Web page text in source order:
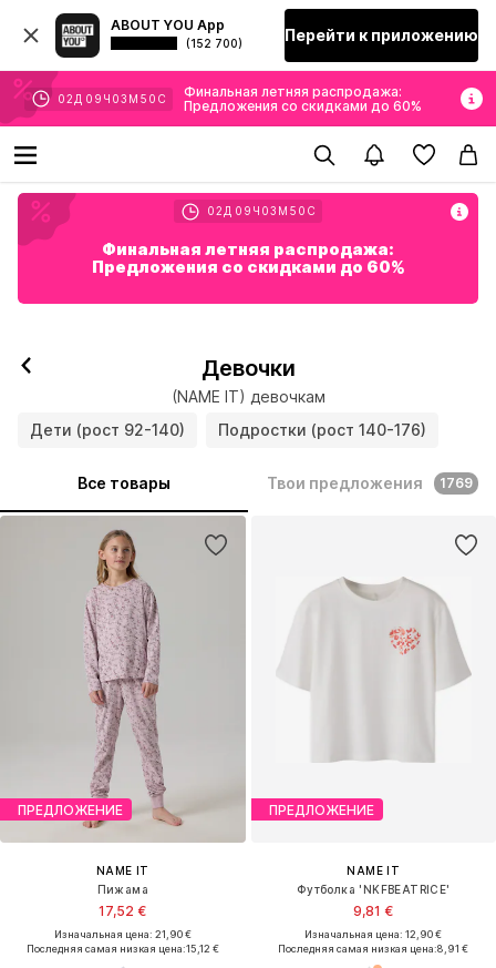
ABOUT YOU App
(152 700) Перейти к приложению
02 Д 09 Ч 03 М 49 С
Финальная летняя распродажа:
Предложения со скидками до 60%
02 Д 09 Ч 03 М 49 С
Финальная летняя распродажа:
Предложения со скидками до 60%
Девочки
(NAME IT) девочкам
Дети (рост 92-140)
Подростки (рост 140-176)
Все товары Твои предложения 1769
ПРЕДЛОЖЕНИЕ
NAME IT
Пижама
17,52 €
Изначальная цена: 21,90 €
Последняя самая низкая цена:15,12 €
ПРЕДЛОЖЕНИЕ
NAME IT
Футболка 'NKFBEATRICE'
9,81 €
Изначальная цена: 12,90 €
Последняя самая низкая цена:8,91 €